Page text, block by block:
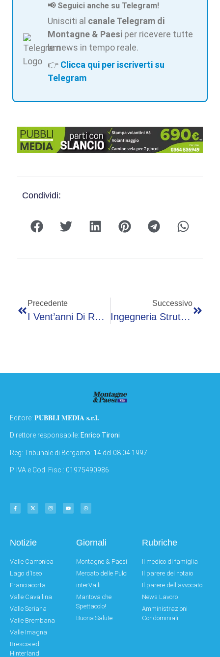
📢 Seguici anche su Telegram!
Unisciti al canale Telegram di
Montagne & Paesi per ricevere tutte
le news in tempo reale.
👉 Clicca qui per iscriverti su
Telegram
Condividi:
Precedente
I Vent’anni Di ROG: Asus Celebra L’anniversario Al Computex 2026
Successivo
Ingegneria Strutturale Innovativa Negli Smartphone, Annunciato Il Nuovo Realme 16 5G
Editore: PUBBLI MEDIA s.r.l.
Direttore responsabile: Enrico Tironi
Reg: Tribunale di Bergamo: 14 del 08.04.1997
P. IVA e Cod. Fisc.: 01975490986
Notizie
Valle Camonica
Lago d'Iseo
Franciacorta
Valle Cavallina
Valle Seriana
Valle Brembana
Valle Imagna
Brescia ed
Hinterland
Giornali
Montagne & Paesi
Mercato delle Pulci
interValli
Mantova che
Spettacolo!
Buona Salute
Rubriche
Il medico di famiglia
Il parere del notaio
Il parere dell'avvocato
News Lavoro
Amministrazioni
Condominiali